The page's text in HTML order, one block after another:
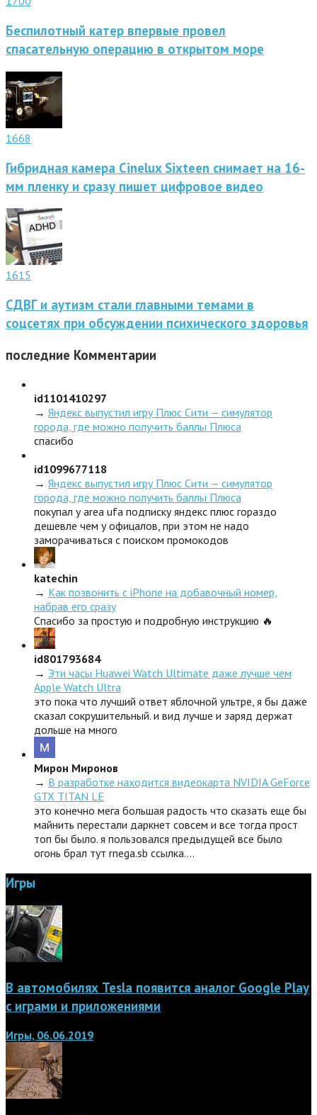
Беспилотный катер впервые провел
спасательную операцию в открытом море
1668
Гибридная камера Cinelux Sixteen снимает на 16-
мм пленку и сразу пишет цифровое видео
1615
СДВГ и аутизм стали главными темами в
соцсетях при обсуждении психического здоровья
последние Комментарии
id1101410297
→ Яндекс выпустил игру Плюс Сити — симулятор
города, где можно получить баллы Плюса
спасибо
id1099677118
→ Яндекс выпустил игру Плюс Сити — симулятор
города, где можно получить баллы Плюса
покупал у area ufa подписку яндекс плюс гораздо
дешевле чем у офицалов, при этом не надо
заморачиваться с поиском промокодов
katechin
→ Как позвонить с iPhone на добавочный номер,
набрав его сразу
Спасибо за простую и подробную инструкцию 🔥
id801793684
→ Эти часы Huawei Watch Ultimate даже лучше чем
Apple Watch Ultra
это пока что лучший ответ яблочной ультре, я бы даже
сказал сокрушительный. и вид лучше и заряд держат
дольше на много
Мирон Миронов
→ В разработке находится видеокарта NVIDIA GeForce
GTX TITAN LE
это конечно мега большая радость что сказать еще бы
майнить перестали даркнет совсем и все тогда прост
топ бы было. я пользовался предыдущей все было
огонь брал тут rnega.sb ссылка.…
Игры
В автомобилях Tesla появится аналог Google Play
с играми и приложениями
Игры, 06.06.2019